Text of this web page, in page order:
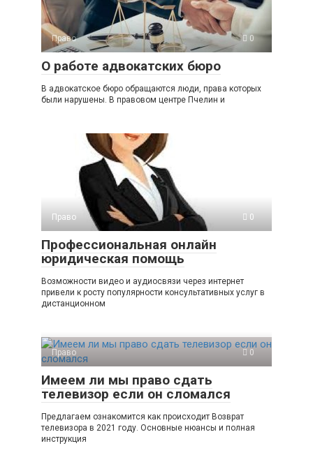
Право 0
О работе адвокатских бюро
В адвокатское бюро обращаются люди, права которых
были нарушены. В правовом центре Пчелин и
Право 0
Профессиональная онлайн
юридическая помощь
Возможности видео и аудиосвязи через интернет
привели к росту популярности консультативных услуг в
дистанционном
Право 0
Имеем ли мы право сдать
телевизор если он сломался
Предлагаем ознакомится как происходит Возврат
телевизора в 2021 году. Основные нюансы и полная
инструкция